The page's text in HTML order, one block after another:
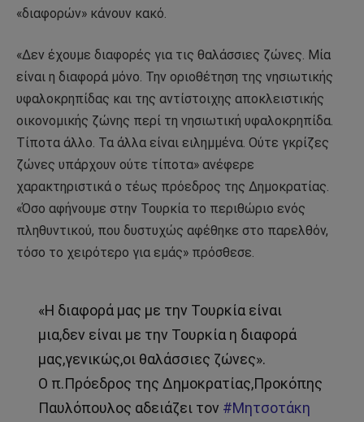
«διαφορών» κάνουν κακό.
«Δεν έχουμε διαφορές για τις θαλάσσιες ζώνες. Μία
είναι η διαφορά μόνο. Την οριοθέτηση της νησιωτικής
υφαλοκρηπίδας και της αντίστοιχης αποκλειστικής
οικονομικής ζώνης περί τη νησιωτική υφαλοκρηπίδα.
Τίποτα άλλο. Τα άλλα είναι ειλημμένα. Ούτε γκρίζες
ζώνες υπάρχουν ούτε τίποτα» ανέφερε
χαρακτηριστικά ο τέως πρόεδρος της Δημοκρατίας.
«Όσο αφήνουμε στην Τουρκία το περιθώριο ενός
πληθυντικού, που δυστυχώς αφέθηκε στο παρελθόν,
τόσο το χειρότερο για εμάς» πρόσθεσε.
«Η διαφορά μας με την Τουρκία είναι
μια,δεν είναι με την Τουρκία η διαφορά
μας,γενικώς,οι θαλάσσιες ζώνες».
Ο π.Πρόεδρος της Δημοκρατίας,Προκόπης
Παυλόπουλος αδειάζει τον #Μητσοτάκη